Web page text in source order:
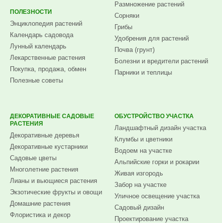
ПОЛЕЗНОСТИ
Энциклопедия растений
Календарь садовода
Лунный календарь
Лекарственные растения
Покупка, продажа, обмен
Полезные советы
Размножение растений
Сорняки
Грибы
Удобрения для растений
Почва (грунт)
Болезни и вредители растений
Парники и теплицы
ДЕКОРАТИВНЫЕ САДОВЫЕ
РАСТЕНИЯ
Декоративные деревья
Декоративные кустарники
Садовые цветы
Многолетние растения
Лианы и вьющиеся растения
Экзотические фрукты и овощи
Домашние растения
Флористика и декор
ОБУСТРОЙСТВО УЧАСТКА
Ландшафтный дизайн участка
Клумбы и цветники
Водоем на участке
Альпийские горки и рокарии
Живая изгородь
Забор на участке
Уличное освещение участка
Садовый дизайн
Проектирование участка